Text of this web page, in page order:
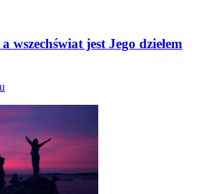
wszechświat jest Jego dziełem